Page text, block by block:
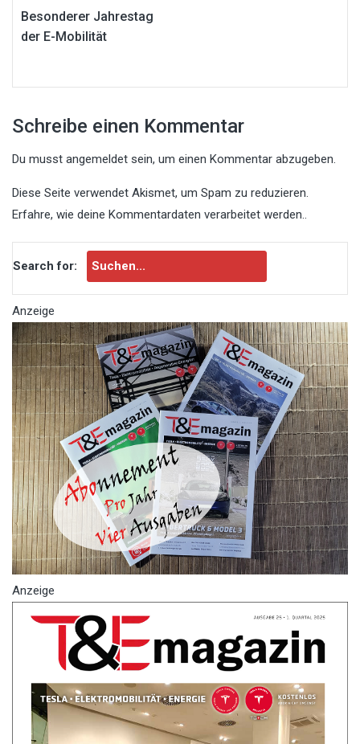
Besonderer Jahrestag
der E-Mobilität
Schreibe einen Kommentar
Du musst angemeldet sein, um einen Kommentar abzugeben.
Diese Seite verwendet Akismet, um Spam zu reduzieren.
Erfahre, wie deine Kommentardaten verarbeitet werden.
Search for:
Anzeige
Anzeige